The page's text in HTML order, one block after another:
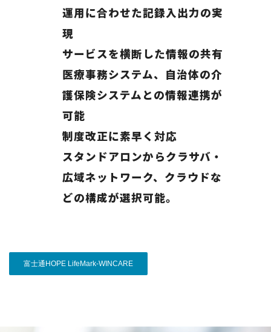
運用に合わせた記録入出力の実
現
サービスを横断した情報の共有
医療事務システム、自治体の介
護保険システムとの情報連携が
可能
制度改正に素早く対応
スタンドアロンからクラサバ・
広域ネットワーク、クラウドな
どの構成が選択可能。
富士通HOPE LifeMark-WINCARE